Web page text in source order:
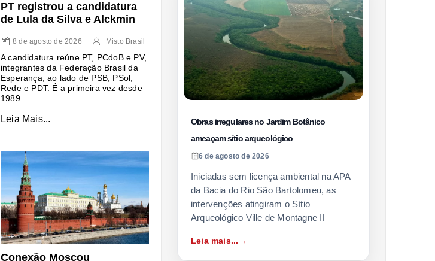
PT registrou a candidatura
de Lula da Silva e Alckmin
8 de agosto de 2026 Misto Brasil
A candidatura reúne PT, PCdoB e PV,
integrantes da Federação Brasil da
Esperança, ao lado de PSB, PSol,
Rede e PDT. É a primeira vez desde
1989
Leia Mais...
Conexão Moscou
Obras irregulares no Jardim Botânico
ameaçam sítio arqueológico
6 de agosto de 2026
Iniciadas sem licença ambiental na APA
da Bacia do Rio São Bartolomeu, as
intervenções atingiram o Sítio
Arqueológico Ville de Montagne II
Leia mais...